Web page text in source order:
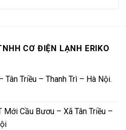
CƠ ĐIỆN LẠNH ERIKO
Triều – Thanh Trì – Hà Nội.
Cầu Bươu – Xã Tân Triều –